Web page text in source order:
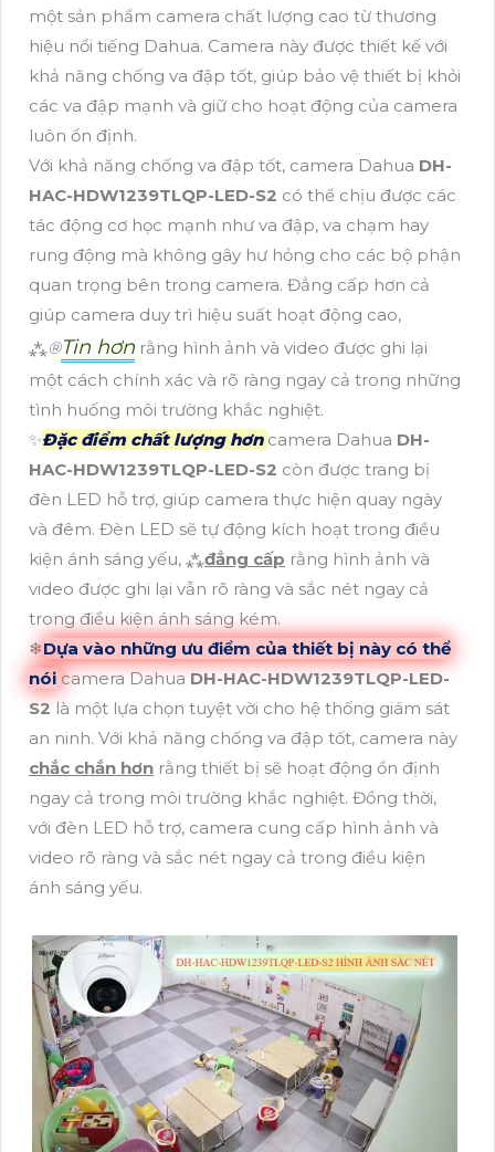
một sản phẩm camera chất lượng cao từ thương
hiệu nổi tiếng Dahua. Camera này được thiết kế với
khả năng chống va đập tốt, giúp bảo vệ thiết bị khỏi
các va đập mạnh và giữ cho hoạt động của camera
luôn ổn định.
Với khả năng chống va đập tốt, camera Dahua DH-
HAC-HDW1239TLQP-LED-S2 có thể chịu được các
tác động cơ học mạnh như va đập, va chạm hay
rung động mà không gây hư hỏng cho các bộ phận
quan trọng bên trong camera. Đẳng cấp hơn cả
giúp camera duy trì hiệu suất hoạt động cao,
⁂®️Tin hơn rằng hình ảnh và video được ghi lại
một cách chính xác và rõ ràng ngay cả trong những
tình huống môi trường khắc nghiệt.
✨Đặc điểm chất lượng hơn camera Dahua DH-
HAC-HDW1239TLQP-LED-S2 còn được trang bị
đèn LED hỗ trợ, giúp camera thực hiện quay ngày
và đêm. Đèn LED sẽ tự động kích hoạt trong điều
kiện ánh sáng yếu, ⁂đẳng cấp rằng hình ảnh và
video được ghi lại vẫn rõ ràng và sắc nét ngay cả
trong điều kiện ánh sáng kém.
❄Dựa vào những ưu điểm của thiết bị này có thể
nói camera DahuaDH-HAC-HDW1239TLQP-LED-
S2 là một lựa chọn tuyệt vời cho hệ thống giám sát
an ninh. Với khả năng chống va đập tốt, camera này
chắc chắn hơn rằng thiết bị sẽ hoạt động ổn định
ngay cả trong môi trường khắc nghiệt. Đồng thời,
với đèn LED hỗ trợ, camera cung cấp hình ảnh và
video rõ ràng và sắc nét ngay cả trong điều kiện
ánh sáng yếu.